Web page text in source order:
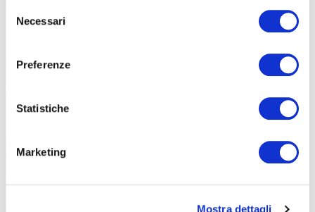
delNecessari
Preferenze
Statistiche
Marketing
Mostra dettagli